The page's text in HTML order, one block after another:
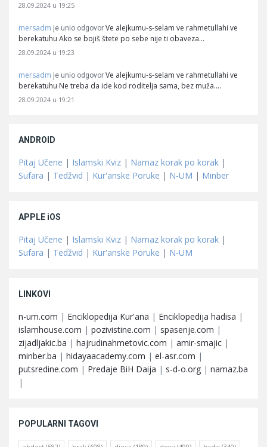
28.09.2024 u 19:25
mersadm je unio odgovor Ve alejkumu-s-selam ve rahmetullahi ve
berekatuhu Ako se bojiš štete po sebe nije ti obaveza…
28.09.2024 u 19:23
mersadm je unio odgovor Ve alejkumu-s-selam ve rahmetullahi ve
berekatuhu Ne treba da ide kod roditelja sama, bez muža.…
28.09.2024 u 19:21
ANDROID
Pitaj Učene | Islamski Kviz | Namaz korak po korak |
Sufara | Tedžvid | Kur'anske Poruke | N-UM | Minber
APPLE iOS
Pitaj Učene | Islamski Kviz | Namaz korak po korak |
Sufara | Tedžvid | Kur'anske Poruke | N-UM
LINKOVI
n-um.com | Enciklopedija Kur'ana | Enciklopedija hadisa |
islamhouse.com | pozivistine.com | spasenje.com |
zijadljakic.ba | hajrudinahmetovic.com | amir-smajic |
minber.ba | hidayaacademy.com | el-asr.com |
putsredine.com | Predaje BiH Daija | s-d-o.org | namaz.ba
|
POPULARNI TAGOVI